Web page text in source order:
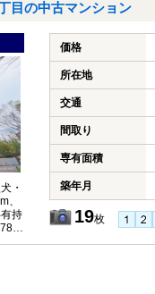
目の中古マンション
・
、
持
価格
所在地
交通
間取り
専有面積
築年月
19枚